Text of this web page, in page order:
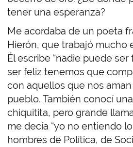
tener una esperanza?
Me acordaba de un poeta
Hierón, que trabajó mucho
Él escribe “nadie puede ser
ser feliz tenemos que
con aquellos que nos
pueblo. También conocí
chiquitita, pero grande
me decía “yo no entiendo
hombres de Política, de